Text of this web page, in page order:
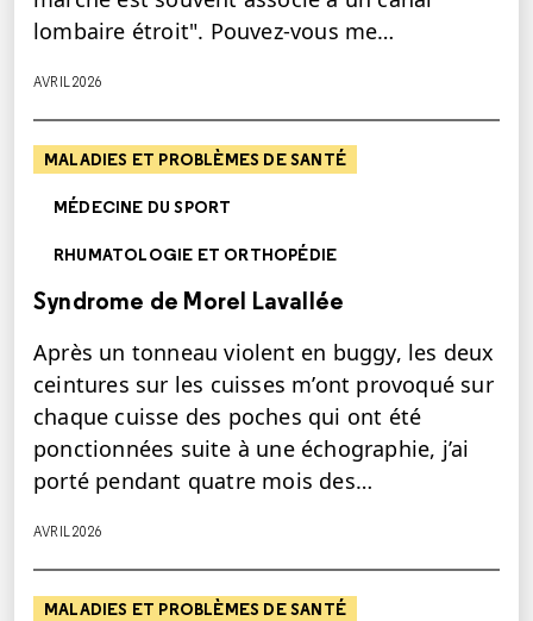
lombaire étroit". Pouvez-vous me…
AVRIL 2026
MALADIES ET PROBLÈMES DE SANTÉ
MÉDECINE DU SPORT
RHUMATOLOGIE ET ORTHOPÉDIE
Syndrome de Morel Lavallée
Après un tonneau violent en buggy, les deux
ceintures sur les cuisses m’ont provoqué sur
chaque cuisse des poches qui ont été
ponctionnées suite à une échographie, j’ai
porté pendant quatre mois des…
AVRIL 2026
MALADIES ET PROBLÈMES DE SANTÉ